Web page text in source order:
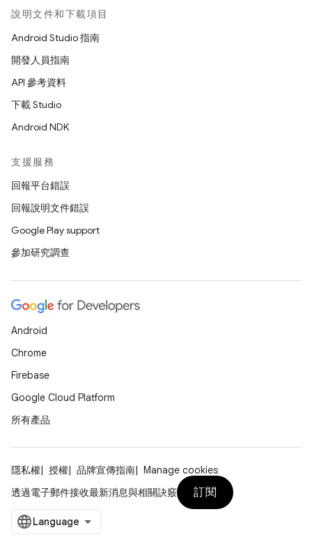
說明文件和下載項目
Android Studio 指南
開發人員指南
API 參考資料
下載 Studio
Android NDK
支援服務
回報平台錯誤
回報說明文件錯誤
Google Play support
參加研究調查
Android
Chrome
Firebase
Google Cloud Platform
所有產品
隱私權 授權 品牌宣傳指南
Manage cookies
透過電子郵件接收最新消息與相關訣竅
訂閱